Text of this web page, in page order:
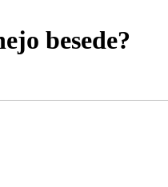
besede?